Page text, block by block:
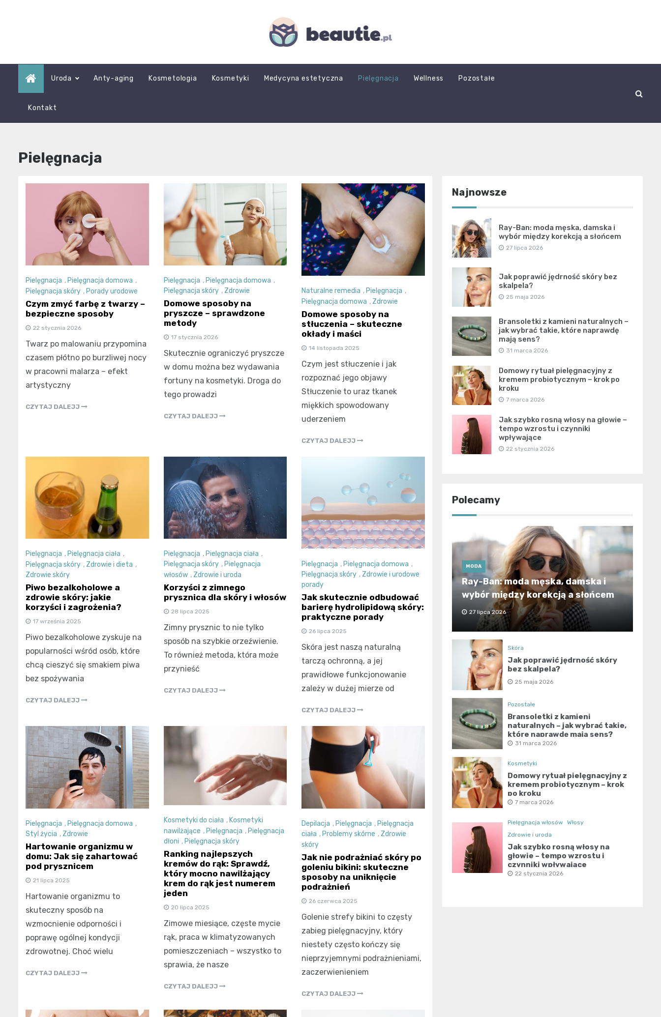
beautie.pl
Uroda Anty-aging Kosmetologia Kosmetyki Medycyna estetyczna Pielęgnacja Wellness Pozostałe
Kontakt
Pielęgnacja
Pielęgnacja , Pielęgnacja domowa ,
Pielęgnacja skóry , Porady urodowe
Czym zmyć farbę z twarzy –
bezpieczne sposoby
22 stycznia 2026
Twarz po malowaniu przypomina
czasem płótno po burzliwej nocy
w pracowni malarza – efekt
artystyczny
CZYTAJ DALEJJ
Pielęgnacja , Pielęgnacja domowa ,
Pielęgnacja skóry , Zdrowie
Domowe sposoby na
pryszcze – sprawdzone
metody
17 stycznia 2026
Skutecznie ograniczyć pryszcze
w domu można bez wydawania
fortuny na kosmetyki. Droga do
tego prowadzi
CZYTAJ DALEJJ
Naturalne remedia , Pielęgnacja ,
Pielęgnacja domowa , Zdrowie
Domowe sposoby na
stłuczenia – skuteczne
okłady i maści
14 listopada 2025
Czym jest stłuczenie i jak
rozpoznać jego objawy
Stłuczenie to uraz tkanek
miękkich spowodowany
uderzeniem
CZYTAJ DALEJJ
Pielęgnacja , Pielęgnacja ciała ,
Pielęgnacja skóry , Zdrowie i dieta ,
Zdrowie skóry
Piwo bezalkoholowe a
zdrowie skóry: jakie
korzyści i zagrożenia?
17 września 2025
Piwo bezalkoholowe zyskuje na
popularności wśród osób, które
chcą cieszyć się smakiem piwa
bez spożywania
CZYTAJ DALEJJ
Pielęgnacja , Pielęgnacja ciała ,
Pielęgnacja skóry , Pielęgnacja
włosów , Zdrowie i uroda
Korzyści z zimnego
prysznica dla skóry i włosów
28 lipca 2025
Zimny prysznic to nie tylko
sposób na szybkie orzeźwienie.
To również metoda, która może
przynieść
CZYTAJ DALEJJ
Pielęgnacja , Pielęgnacja domowa ,
Pielęgnacja skóry , Zdrowie i urodowe
porady
Jak skutecznie odbudować
barierę hydrolipidową skóry:
praktyczne porady
26 lipca 2025
Skóra jest naszą naturalną
tarczą ochronną, a jej
prawidłowe funkcjonowanie
zależy w dużej mierze od
CZYTAJ DALEJJ
Pielęgnacja , Pielęgnacja domowa ,
Styl życia , Zdrowie
Hartowanie organizmu w
domu: Jak się zahartować
pod prysznicem
21 lipca 2025
Hartowanie organizmu to
skuteczny sposób na
wzmocnienie odporności i
poprawę ogólnej kondycji
zdrowotnej. Choć wielu
CZYTAJ DALEJJ
Kosmetyki do ciała , Kosmetyki
nawilżające , Pielęgnacja , Pielęgnacja
dłoni , Pielęgnacja skóry
Ranking najlepszych
kremów do rąk: Sprawdź,
który mocno nawilżający
krem do rąk jest numerem
jeden
20 lipca 2025
Zimowe miesiące, częste mycie
rąk, praca w klimatyzowanych
pomieszczeniach – wszystko to
sprawia, że nasze
CZYTAJ DALEJJ
Depilacja , Pielęgnacja , Pielęgnacja
ciała , Problemy skórne , Zdrowie
skóry
Jak nie podrażniać skóry po
goleniu bikini: skuteczne
sposoby na uniknięcie
podrażnień
26 czerwca 2025
Golenie strefy bikini to częsty
zabieg pielęgnacyjny, który
niestety często kończy się
nieprzyjemnymi podrażnieniami,
zaczerwienieniem
CZYTAJ DALEJJ
Najnowsze
Ray-Ban: moda męska, damska i
wybór między korekcją a słońcem
27 lipca 2026
Jak poprawić jędrność skóry bez
skalpela?
25 maja 2026
Bransoletki z kamieni naturalnych –
jak wybrać takie, które naprawdę
mają sens?
31 marca 2026
Domowy rytuał pielęgnacyjny z
kremem probiotycznym – krok po
kroku
7 marca 2026
Jak szybko rosną włosy na głowie –
tempo wzrostu i czynniki
wpływające
22 stycznia 2026
Polecamy
MODA
Ray-Ban: moda męska, damska i
wybór między korekcją a słońcem
27 lipca 2026
Skóra
Jak poprawić jędrność skóry
bez skalpela?
25 maja 2026
Pozostałe
Bransoletki z kamieni
naturalnych – jak wybrać takie,
które naprawdę mają sens?
31 marca 2026
Kosmetyki
Domowy rytuał pielęgnacyjny z
kremem probiotycznym – krok
po kroku
7 marca 2026
Pielęgnacja włosów
Włosy
Zdrowie i uroda
Jak szybko rosną włosy na
głowie – tempo wzrostu i
czynniki wpływające
22 stycznia 2026